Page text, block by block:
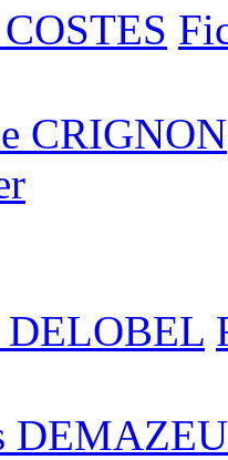
CRIGNON
DELOBEL